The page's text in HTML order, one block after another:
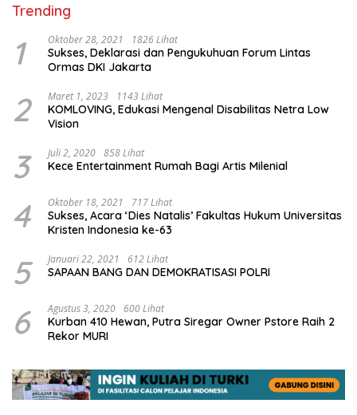
Trending
1 Oktober 28, 2021 1826 Lihat
Sukses, Deklarasi dan Pengukuhuan Forum Lintas
Ormas DKI Jakarta
2 Maret 1, 2023 1143 Lihat
KOMLOVING, Edukasi Mengenal Disabilitas Netra Low
Vision
3 Juli 2, 2020 858 Lihat
Kece Entertainment Rumah Bagi Artis Milenial
4 Oktober 18, 2021 717 Lihat
Sukses, Acara ‘Dies Natalis’ Fakultas Hukum Universitas
Kristen Indonesia ke-63
5 Januari 22, 2021 612 Lihat
SAPAAN BANG DAN DEMOKRATISASI POLRI
6 Agustus 3, 2020 600 Lihat
Kurban 410 Hewan, Putra Siregar Owner Pstore Raih 2
Rekor MURI